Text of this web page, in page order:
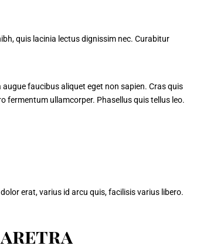
quis lacinia lectus dignissim nec. Curabitur
faucibus aliquet eget non sapien. Cras quis
fermentum ullamcorper. Phasellus quis tellus leo.
erat, varius id arcu quis, facilisis varius libero.